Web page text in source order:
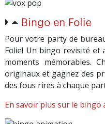
Bingo en Folie
Pour votre party de
Folie! Un bingo revisité et
moments mémorables.
originaux et gagnez des
des fous rires à chaque
En savoir plus sur le bingo